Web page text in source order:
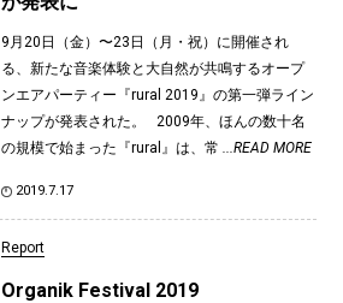
9月20日（金）〜23日（月・祝）に開催され
る、新たな音楽体験と大自然が共鳴するオープ
ンエアパーティー『rural 2019』の第一弾ライン
ナップが発表された。 2009年、ほんの数十名
の規模で始まった『rural』は、常 ...READ MORE
2019.7.17
Report
Organik Festival 2019